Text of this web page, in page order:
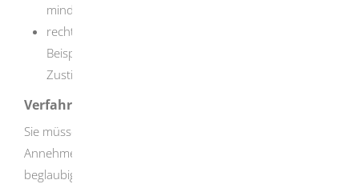
minderjähriges Kind in Ihrer Familie gelebt hat und
rechtliche Gründe die Adoption verhindert haben.
Beispiel: Die leiblichen Eltern verweigern die
Zustimmung.
Verfahrensablauf
Sie müssen die erforderlichen Anträge des
Annehmenden und des Anzunehmenden als notariell
beglaubigte Erklärungen beim Familiengericht einreichen.